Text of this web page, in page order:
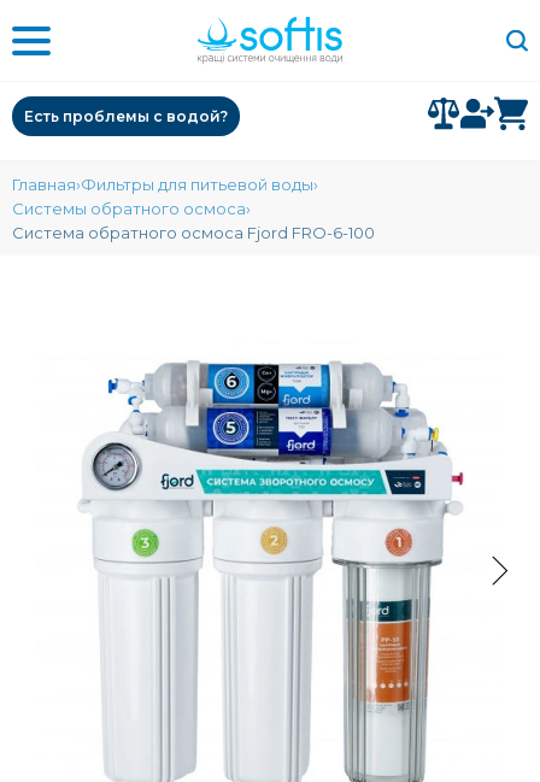
Есть проблемы с водой?
Главная Фильтры для питьевой воды
Системы обратного осмоса
Система обратного осмоса Fjord FRO-6-100